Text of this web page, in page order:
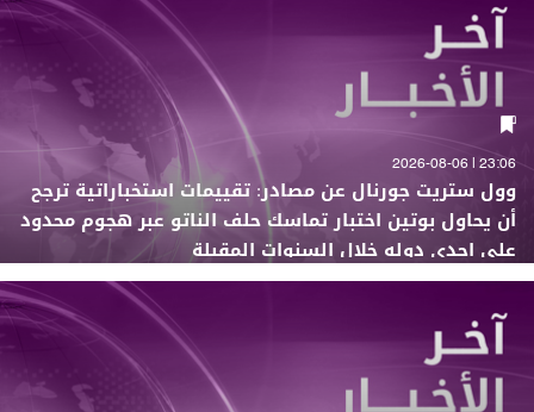
23:06 | 2026-08-06
وول ستريت جورنال عن مصادر: تقييمات استخباراتية ترجح
أن يحاول بوتين اختبار تماسك حلف الناتو عبر هجوم محدود
على إحدى دوله خلال السنوات المقبلة